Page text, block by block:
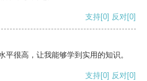
支持[0] 反对[0]
平很高，让我能够学到实用的知识。
支持[0] 反对[0]